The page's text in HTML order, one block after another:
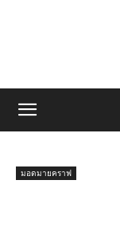
มอดมายคราฟ